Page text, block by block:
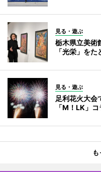
見る・遊ぶ
栃木県立美
「光栄」をた
見る・遊ぶ
足利花火大
「M！LK」
も